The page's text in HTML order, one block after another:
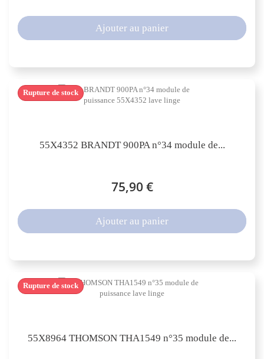
Ajouter au panier
55X4352 BRANDT 900PA n°34 module de...
75,90 €
Rupture de stock
Ajouter au panier
55X8964 THOMSON THA1549 n°35 module de...
Rupture de stock